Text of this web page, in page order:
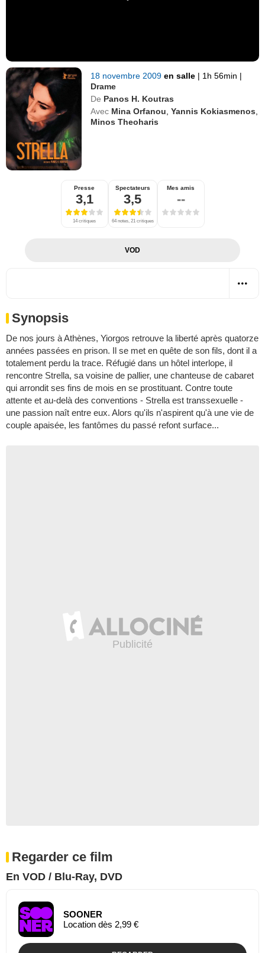
18 novembre 2009en salle | 1h 56min |
Drame
De Panos H. Koutras
Avec Mina Orfanou ,Yannis Kokiasmenos
Minos Theoharis
Presse
3,1
14 critiques
Spectateurs
3,5
64 notes, 21 critiques
Mes amis
--
VOD
Synopsis
De nos jours à Athènes, Yiorgos retrouve la liberté après quatorze
années passées en prison. Il se met en quête de son fils, dont il a
totalement perdu la trace. Réfugié dans un hôtel interlope, il
rencontre Strella, sa voisine de pallier, une chanteuse de cabaret
qui arrondit ses fins de mois en se prostituant. Contre toute
attente et au-delà des conventions - Strella est transsexuelle -
une passion naît entre eux. Alors qu'ils n'aspirent qu'à une vie de
couple apaisée, les fantômes du passé refont surface...
Regarder ce film
En VOD / Blu-Ray, DVD
SOONER
Location dès 2,99 €